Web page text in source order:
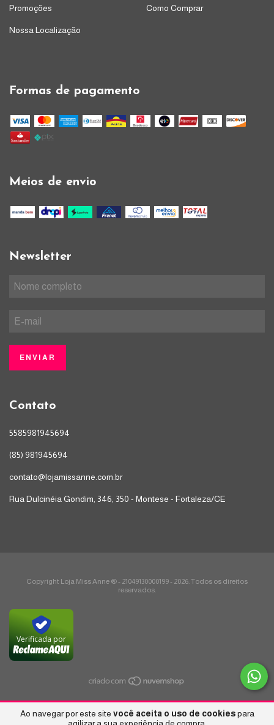
Ao navegar por este site você aceita o uso de cookiespara
Promoções Como Comprar
Nossa Localização
Formas de pagamento
Meios de envio
Newsletter
Contato
5585981945694
(85) 981945694
contato@lojamissanne.com.br
Rua Dulcinéia Gondim, 346, 350 - Montese - Fortaleza/CE
Copyright Loja Miss Anne ® - 21049130000199 - 2026. Todos os direitos
reservados.
Verificada por